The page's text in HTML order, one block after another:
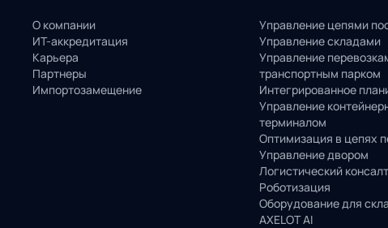
О компании
ИТ-аккредитация
Карьера
Партнеры
Импортозамещение
Управление цепями
Управление складами
Управление
транспортным парком
Интегрированное
Управление
терминалом
Оптимизация в цепях
Управление двором
Логистический
Роботизация
Оборудование для
AXELOT AI